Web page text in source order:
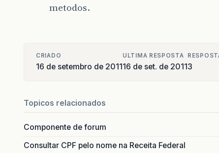
metodos.
CRIADO
16 de setembro de 2011
ULTIMA RESPOSTA
16 de set. de 20113
Topicos relacionados
Componente de forum
Consultar CPF pelo nome na Receita Federal